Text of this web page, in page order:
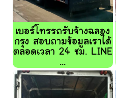
เบอร์โทรรถรับจ้างฉลอง
กรุง สอบถามข้อมูลเราได้
ตลอดเวลา 24 ชม. LINE
...